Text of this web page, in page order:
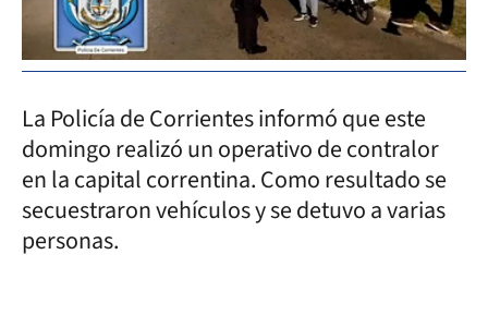
La Policía de Corrientes informó que este
domingo realizó un operativo de contralor
en la capital correntina. Como resultado se
secuestraron vehículos y se detuvo a varias
personas.